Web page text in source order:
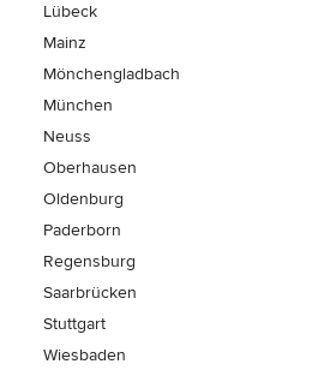
Lübeck
Mainz
Mönchen­gladbach
München
Neuss
Oberhausen
Oldenburg
Paderborn
Regensburg
Saarbrücken
Stuttgart
Wiesbaden